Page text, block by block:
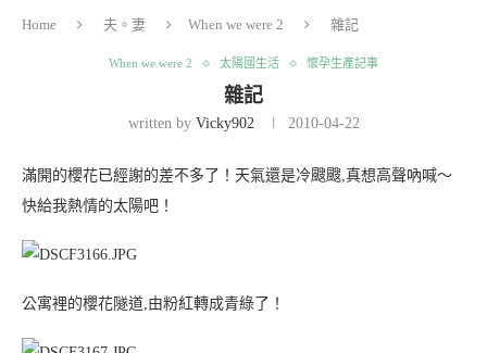
Home 夫。妻 When we were 2 雜記
When we were 2 太陽國生活 懷孕生產記事
雜記
written by Vicky902 2010-04-22
滿開的櫻花已經謝的差不多了！天氣還是冷颼颼,真想高聲吶喊～
快給我熱情的太陽吧！
公寓裡的櫻花隧道,由粉紅轉成青綠了！